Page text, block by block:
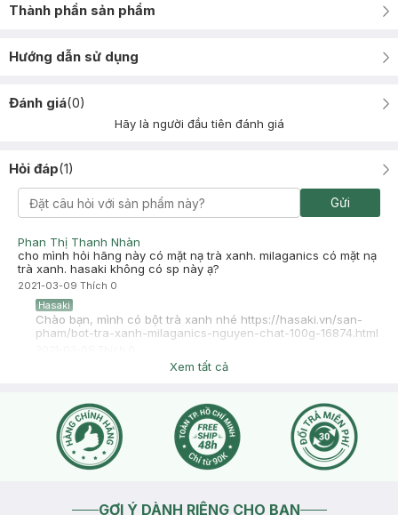
Thành phần sản phẩm
Hướng dẫn sử dụng
Đánh giá(0)
Hãy là người đầu tiên đánh giá
Hỏi đáp(1)
Gửi
Phan Thị Thanh Nhàn
cho mình hỏi hãng này có mặt nạ trà xanh. milaganics có mặt nạ
trà xanh. hasaki không có sp này ạ?
2021-03-09 Thích 0
Hasaki
Chào bạn, mình có bột trà xanh nhé https://hasaki.vn/san-
pham/bot-tra-xanh-milaganics-nguyen-chat-100g-16874.html
Xem tất cả
GỢI Ý DÀNH RIÊNG CHO BẠN